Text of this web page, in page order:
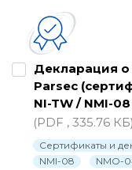
Каталог
Паспорта
Письма о
Программное
Проектные
Декларация о
Parsec
NI-TW / NMI-
(PDF , 335.76 КБ)
Сертификаты и
NMI-08
NMO-